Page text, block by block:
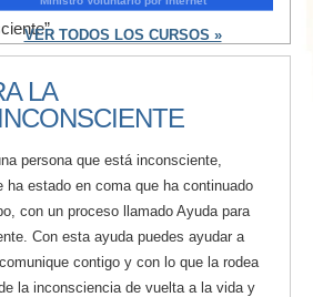
VER TODOS LOS CURSOS »
LA
persona que está inconsciente,
ha estado en coma que ha continuado
con un proceso llamado Ayuda para
Con esta ayuda puedes ayudar a
contigo y con lo que la rodea
la inconsciencia de vuelta a la vida y